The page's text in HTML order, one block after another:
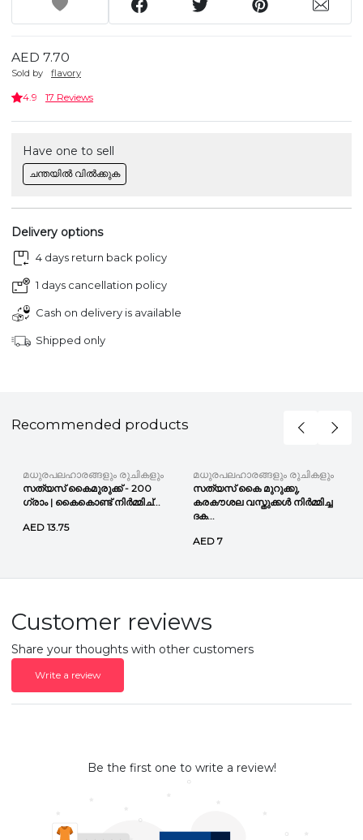
AED 7.70
Sold by flavory
4.9 17 Reviews
Have one to sell
ചന്തയിൽ വിൽക്കുക
Delivery options
4 days return back policy
1 days cancellation policy
Cash on delivery is available
Shipped only
Recommended products
മധുരപലഹാരങ്ങളും രുചികളും
സത്യസ് കൈമുരുക്ക് - 200
ഗ്രാം | കൈകൊണ്ട് നിർമ്മിച്...
AED 13.75
മധുരപലഹാരങ്ങളും രുചികളും
സത്യസ് കൈ മുറുക്കു,
കരകൗശല വസ്തുക്കൾ നിർമ്മിച്ച
ദക...
AED 7
Customer reviews
Share your thoughts with other customers
Write a review
Be the first one to write a review!